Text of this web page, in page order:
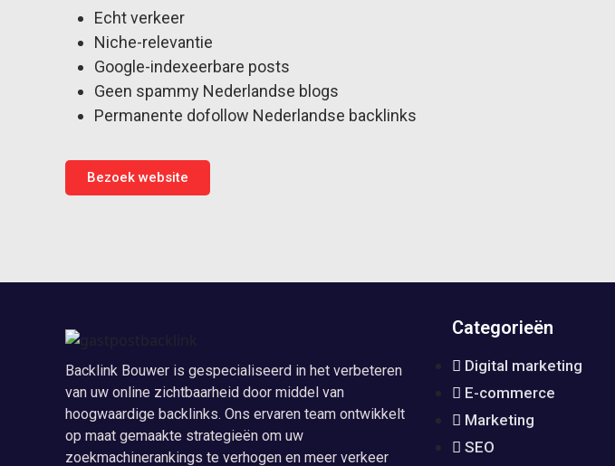
Echt verkeer
Niche-relevantie
Google-indexeerbare posts
Geen spammy Nederlandse blogs
Permanente dofollow Nederlandse backlinks
Bezoek website
Backlink Bouwer is gespecialiseerd in het verbeteren
van uw online zichtbaarheid door middel van
hoogwaardige backlinks. Ons ervaren team ontwikkelt
op maat gemaakte strategieën om uw
zoekmachinerankings te verhogen en meer verkeer
Categorieën
Digital marketing
E-commerce
Marketing
SEO